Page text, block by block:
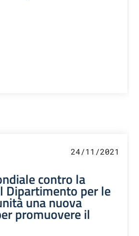
24/11/2021
contro la
Dipartimento per le
una nuova
promuovere il